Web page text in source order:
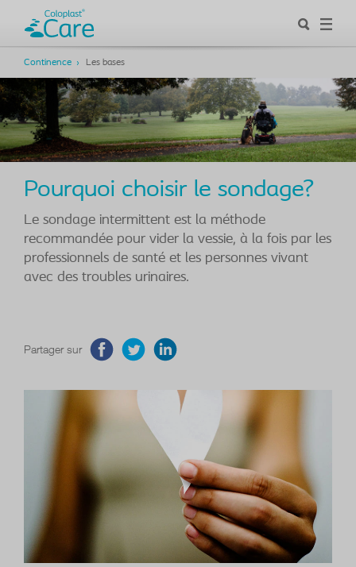
Continence Les bases
Pourquoi choisir le sondage?
Le sondage intermittent est la méthode
recommandée pour vider la vessie, à la fois par les
professionnels de santé et les personnes vivant
avec des troubles urinaires.
Partager sur